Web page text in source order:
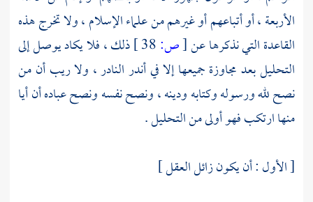
الأربعة ، أو أتباعهم أو غيرهم من علماء الإسلام ، ولا تخرج هذه
القاعدة التي نذكرها عن[ص:
ذلك ، فلا يكاد يوصل إلى
التحليل بعد مجاوزة جميعها إلا في أندر النادر ، ولا ريب أن من
نصح لله ورسوله وكتابه ودينه ، ونصح نفسه ونصح عباده أن أيا
منها ارتكب فهو أولى من التحليل .
[ الأول : أن يكون زائل العقل ]